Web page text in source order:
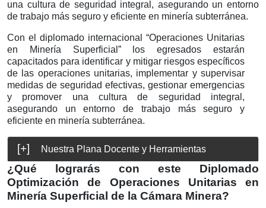
una cultura de seguridad integral, asegurando un entorno
de trabajo más seguro y eficiente en minería subterránea.
Con el diplomado internacional “Operaciones Unitarias
en Minería Superficial” los egresados estarán
capacitados para identificar y mitigar riesgos específicos
de las operaciones unitarias, implementar y supervisar
medidas de seguridad efectivas, gestionar emergencias
y promover una cultura de seguridad integral,
asegurando un entorno de trabajo más seguro y
eficiente en minería subterránea.
Nuestra Plana Docente y Herramientas
¿Qué lograrás con este Diplomado
Optimización de Operaciones Unitarias en
Minería Superficial de la Cámara Minera?